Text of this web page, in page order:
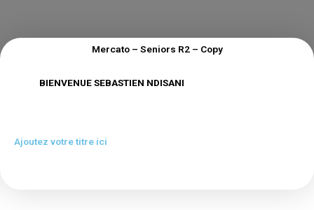
Mercato – Seniors R2 – Copy
BIENVENUE SEBASTIEN NDISANI
Ajoutez votre titre ici